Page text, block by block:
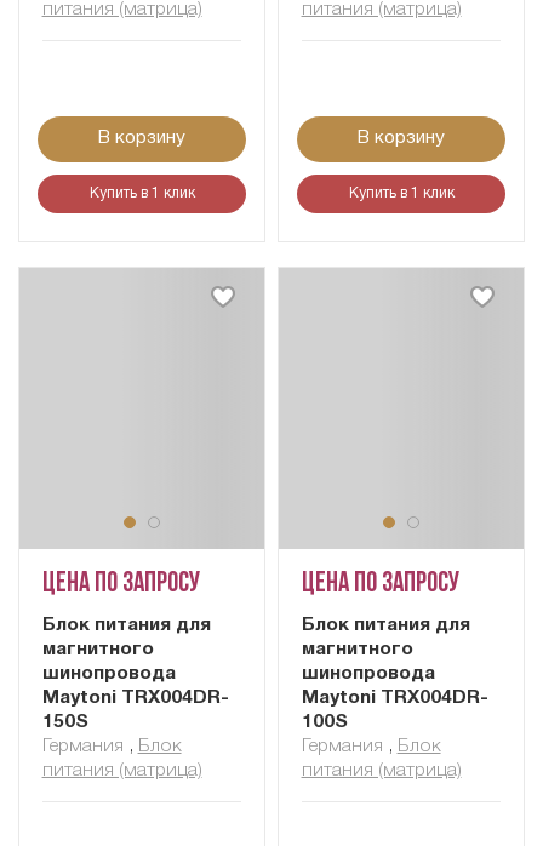
питания (матрица)
В корзину
Купить в 1 клик
питания (матрица)
В корзину
Купить в 1 клик
Цена по запросу
Блок питания для
магнитного
шинопровода
Maytoni TRX004DR-
150S
Германия , Блок
питания (матрица)
Цена по запросу
Блок питания для
магнитного
шинопровода
Maytoni TRX004DR-
100S
Германия , Блок
питания (матрица)